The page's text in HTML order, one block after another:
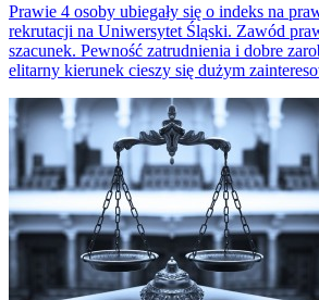
Prawie 4 osoby ubiegały się o indeks na
rekrutacji na Uniwersytet Śląski. Zawód
szacunek. Pewność zatrudnienia i dobre
elitarny kierunek cieszy się dużym